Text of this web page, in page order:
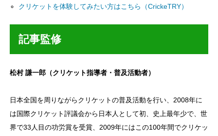
クリケットを体験してみたい方はこちら（CrickeTRY）
記事監修
松村 謙一郎（クリケット指導者・普及活動者）
日本全国を周りながらクリケットの普及活動を行い、2008年に
は国際クリケット評議会から日本人として初、史上最年少で、世
界で33人目の功労賞を受賞、2009年にはこの100年間でクリケッ